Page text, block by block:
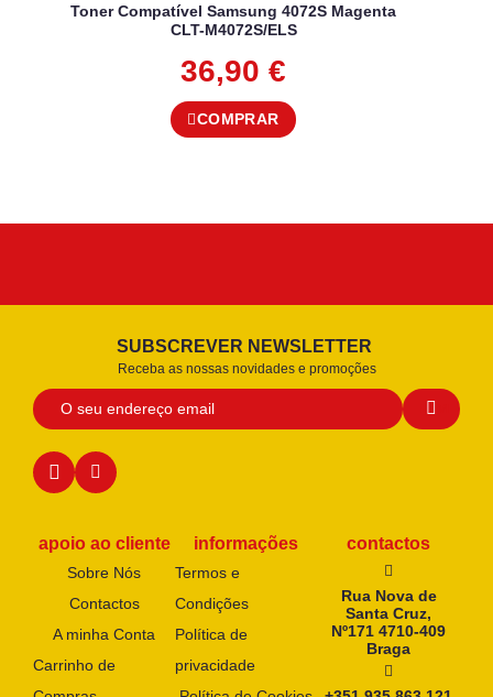
Toner Compatível Samsung 4072S Magenta
CLT-M4072S/ELS
36,90 €
COMPRAR
SUBSCREVER NEWSLETTER
Receba as nossas novidades e promoções
apoio ao cliente
Sobre Nós
Contactos
A minha Conta
Carrinho de
informações
Termos e
Condições
Política de
privacidade
contactos
Rua Nova de
Santa Cruz,
Nº171 4710-409
Braga